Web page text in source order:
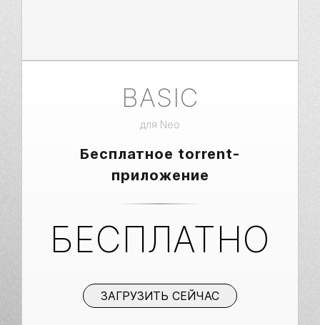
BASIC
для Neo
Бесплатное torrent-
приложение
БЕСПЛАТНО
ЗАГРУЗИТЬ СЕЙЧАС